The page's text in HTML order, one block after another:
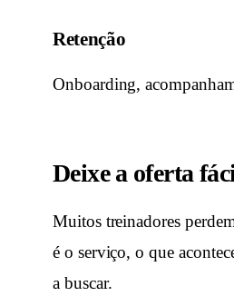
Retenção
Onboarding,
Deixe a oferta
Muitos treinadores
é o serviço, o que
a buscar.